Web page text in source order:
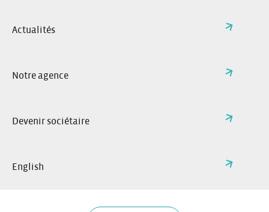
Actualités
Notre agence
Devenir sociétaire
English